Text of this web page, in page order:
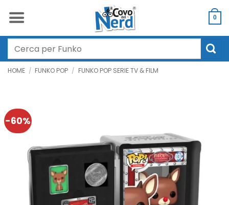
0
Cerca:
HOME / FUNKO POP / FUNKO POP SERIE TV & FILM
-60%